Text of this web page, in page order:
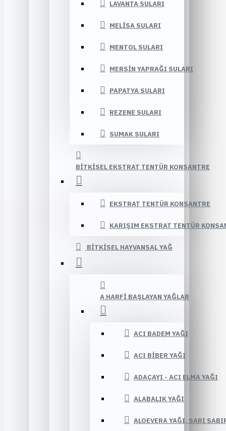
LAVANTA SULARI
MELISA SULARI
MENTOL SULARI
MERSIN YAPRAĞI SULARI
PAPATYA SULARI
REZENE SULARI
SUMAK SULARI
BITKISEL EKSTRAT TENTÜR KONSANTRE
EKSTRAT TENTÜR KONSANTRE
KARIŞIM EKSTRAT TENTÜR
BITKISEL HAYVANSAL YAĞ
A HARFI BAŞLAYAN YAĞLAR
ACI BADEM YAĞI
ACI BIBER YAĞI
ADAÇAYI - ACI ELMA YAĞI
ALABALIK YAĞI
ALOEVERA YAĞI, SARI